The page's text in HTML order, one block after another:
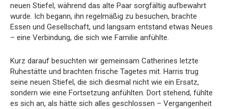
neuen Stiefel, während das alte Paar sorgfältig aufbewahrt
wurde. Ich begann, ihn regelmäßig zu besuchen, brachte
Essen und Gesellschaft, und langsam entstand etwas Neues
– eine Verbindung, die sich wie Familie anfühlte.
Kurz darauf besuchten wir gemeinsam Catherines letzte
Ruhestätte und brachten frische Tagetes mit. Harris trug
seine neuen Stiefel, die sich diesmal nicht wie ein Ersatz,
sondern wie eine Fortsetzung anfühlten. Dort stehend, fühlte
es sich an, als hätte sich alles geschlossen – Vergangenheit